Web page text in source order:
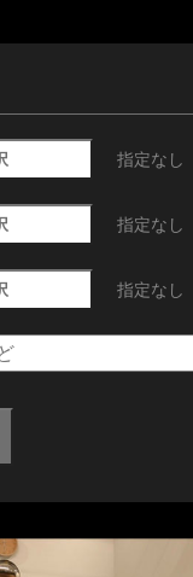
指定なし
指定なし
指定なし